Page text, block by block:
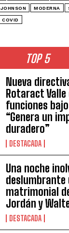
TOP 5
Nueva
Rotaract
funciones
“Genera un
duradero”
DESTACADA
Una noche
deslumbrante
matrimonial
Jordán y
DESTACADA
MODERNA
COVID